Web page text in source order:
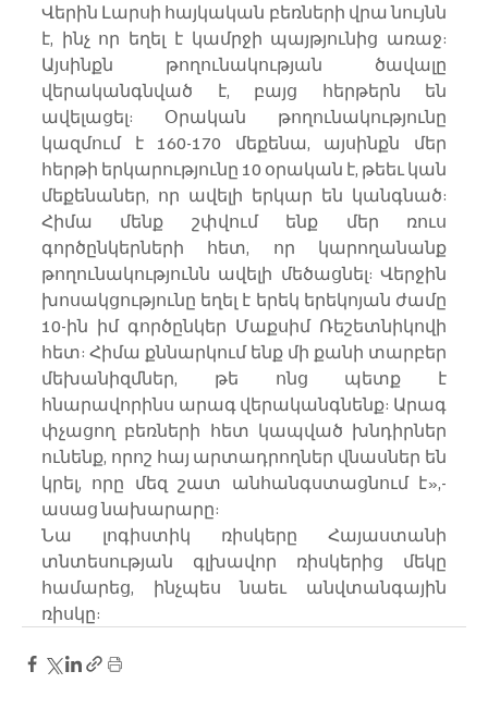
Վերին Լարսի հայկական բեռների վրա նույնն
է, ինչ որ եղել է կամրջի պայթյունից առաջ:
Այսինքն թողունակության ծավալը
վերականգնված է, բայց հերթերն են
ավելացել: Օրական թողունակությունը
կազմում է 160-170 մեքենա, այսինքն մեր
հերթի երկարությունը 10 օրական է, թեեւ կան
մեքենաներ, որ ավելի երկար են կանգնած:
Հիմա մենք շփվում ենք մեր ռուս
գործընկերների հետ, որ կարողանանք
թողունակությունն ավելի մեծացնել: Վերջին
խոսակցությունը եղել է երեկ երեկոյան ժամը
10-ին իմ գործընկեր Մաքսիմ Ռեշետնիկովի
հետ: Հիմա քննարկում ենք մի քանի տարբեր
մեխանիզմներ, թե ոնց պետք է
հնարավորինս արագ վերականգնենք: Արագ
փչացող բեռների հետ կապված խնդիրներ
ունենք, որոշ հայ արտադրողներ վնասներ են
կրել, որը մեզ շատ անհանգստացնում է»,-
ասաց նախարարը:
Նա լոգիստիկ ռիսկերը Հայաստանի
տնտեսության գլխավոր ռիսկերից մեկը
համարեց, ինչպես նաեւ անվտանգային
ռիսկը: